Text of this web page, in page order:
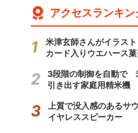
アクセスランキン
米津玄師さんがイラス
カード入りウエハース
3段階の制御を自動で
引き出す家庭用精米機
上質で没入感のある
イヤレススピーカー